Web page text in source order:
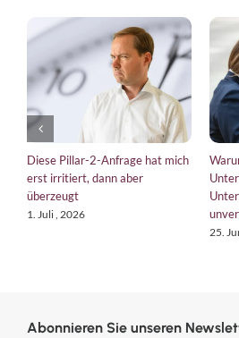
Diese Pillar-2-Anfrage hat mich
erst irritiert, dann aber
überzeugt
1. Juli , 2026
25.
Abonnieren Sie unseren